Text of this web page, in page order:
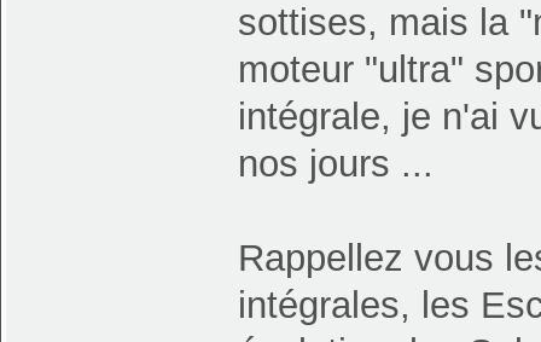
sottises, mais la
moteur "ultra"
intégrale, je n'ai
nos jours ...
Rappellez vous
intégrales, les